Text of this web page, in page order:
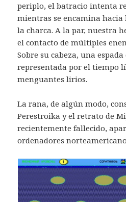
periplo, el batracio intenta
mientras se encamina hacia
la charca. A la par, nuestra
el contacto de múltiples
Sobre su cabeza, una
representada por el tiempo
menguantes lirios.
La rana, de algún modo,
Perestroika y el retrato de
recientemente fallecido,
ordenadores